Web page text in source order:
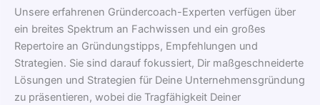
Unsere erfahrenen Gründercoach-Experten verfügen über
ein breites Spektrum an Fachwissen und ein großes
Repertoire an Gründungstipps, Empfehlungen und
Strategien. Sie sind darauf fokussiert, Dir maßgeschneiderte
Lösungen und Strategien für Deine Unternehmensgründung
zu präsentieren, wobei die Tragfähigkeit Deiner